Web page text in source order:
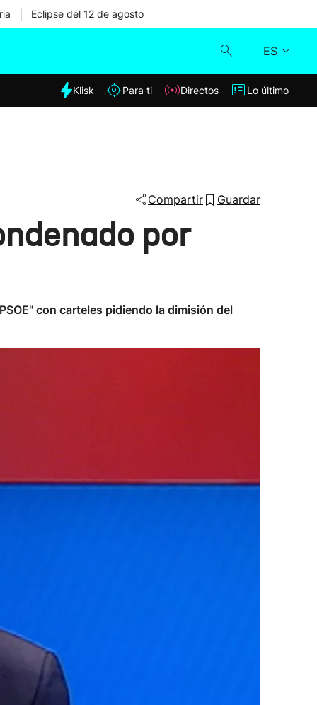
Eclipse del 12 de agosto
ES
Klisk
Klisk Para ti Directos Lo último
Compartir Guardar
por
con carteles pidiendo la dimisión del